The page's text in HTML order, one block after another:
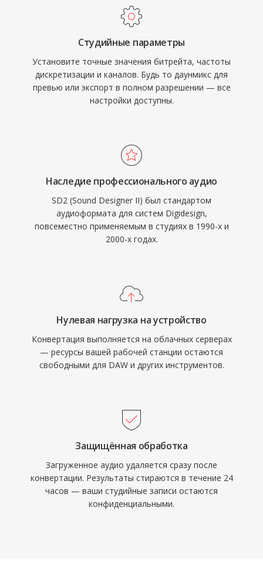
Студийные параметры
Установите точные значения битрейта, частоты
дискретизации и каналов. Будь то даунмикс для
превью или экспорт в полном разрешении — все
настройки доступны.
Наследие профессионального аудио
SD2 (Sound Designer II) был стандартом
аудиоформата для систем Digidesign,
повсеместно применяемым в студиях в 1990-х и
2000-х годах.
Нулевая нагрузка на устройство
Конвертация выполняется на облачных серверах
— ресурсы вашей рабочей станции остаются
свободными для DAW и других инструментов.
Защищённая обработка
Загруженное аудио удаляется сразу после
конвертации. Результаты стираются в течение 24
часов — ваши студийные записи остаются
конфиденциальными.